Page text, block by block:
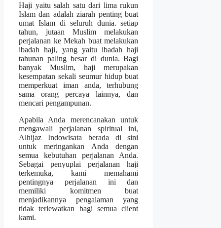
Haji yaitu salah satu dari lima rukun
Islam dan adalah ziarah penting buat
umat Islam di seluruh dunia. setiap
tahun, jutaan Muslim melakukan
perjalanan ke Mekah buat melakukan
ibadah haji, yang yaitu ibadah haji
tahunan paling besar di dunia. Bagi
banyak Muslim, haji merupakan
kesempatan sekali seumur hidup buat
memperkuat iman anda, terhubung
sama orang percaya lainnya, dan
mencari pengampunan.
Apabila Anda merencanakan untuk
mengawali perjalanan spiritual ini,
Alhijaz Indowisata berada di sini
untuk meringankan Anda dengan
semua kebutuhan perjalanan Anda.
Sebagai penyuplai perjalanan haji
terkemuka, kami memahami
pentingnya perjalanan ini dan
memiliki komitmen buat
menjadikannya pengalaman yang
tidak terlewatkan bagi semua client
kami.